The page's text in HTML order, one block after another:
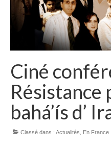
Un débordement
Actualités
Ciné
Résistance
bahá’ís d’
Classé dans : Actualités En France